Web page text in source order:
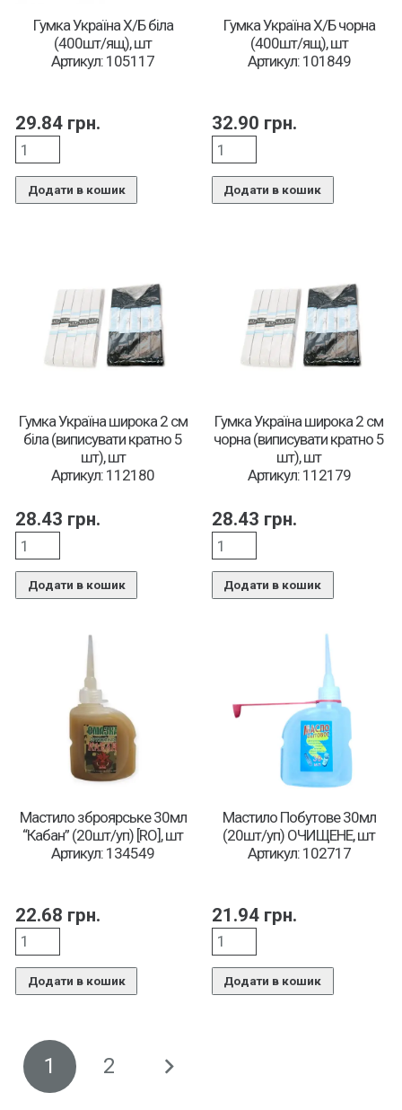
Гумка Україна Х/Б біла
(400шт/ящ), шт
Артикул: 105117
29.84 грн.
Додати в кошик
Гумка Україна Х/Б чорна
(400шт/ящ), шт
Артикул: 101849
32.90 грн.
Додати в кошик
Гумка Україна широка 2 см
біла (виписувати кратно 5
шт), шт
Артикул: 112180
28.43 грн.
Додати в кошик
Гумка Україна широка 2 см
чорна (виписувати кратно 5
шт), шт
Артикул: 112179
28.43 грн.
Додати в кошик
Мастило зброярське 30мл
“Кабан” (20шт/уп) [RO], шт
Артикул: 134549
22.68 грн.
Додати в кошик
Мастило Побутове 30мл
(20шт/уп) ОЧИЩЕНЕ, шт
Артикул: 102717
21.94 грн.
Додати в кошик
1 2